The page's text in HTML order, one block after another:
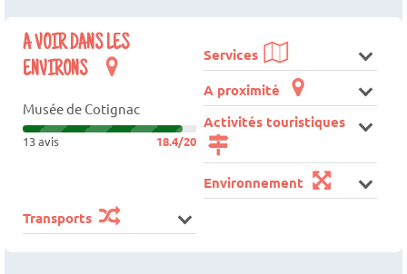
A VOIR DANS LES
ENVIRONS
Musée de Cotignac
13 avis 18.4/20
Services
A proximité
Activités touristiques
Environnement
Transports